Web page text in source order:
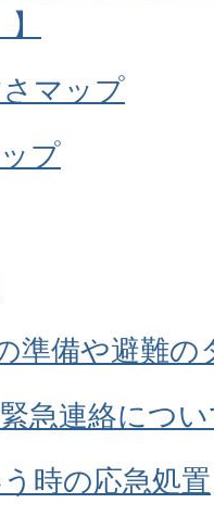
マップ
プ
準備や避難の
急連絡につ
時の応急処置